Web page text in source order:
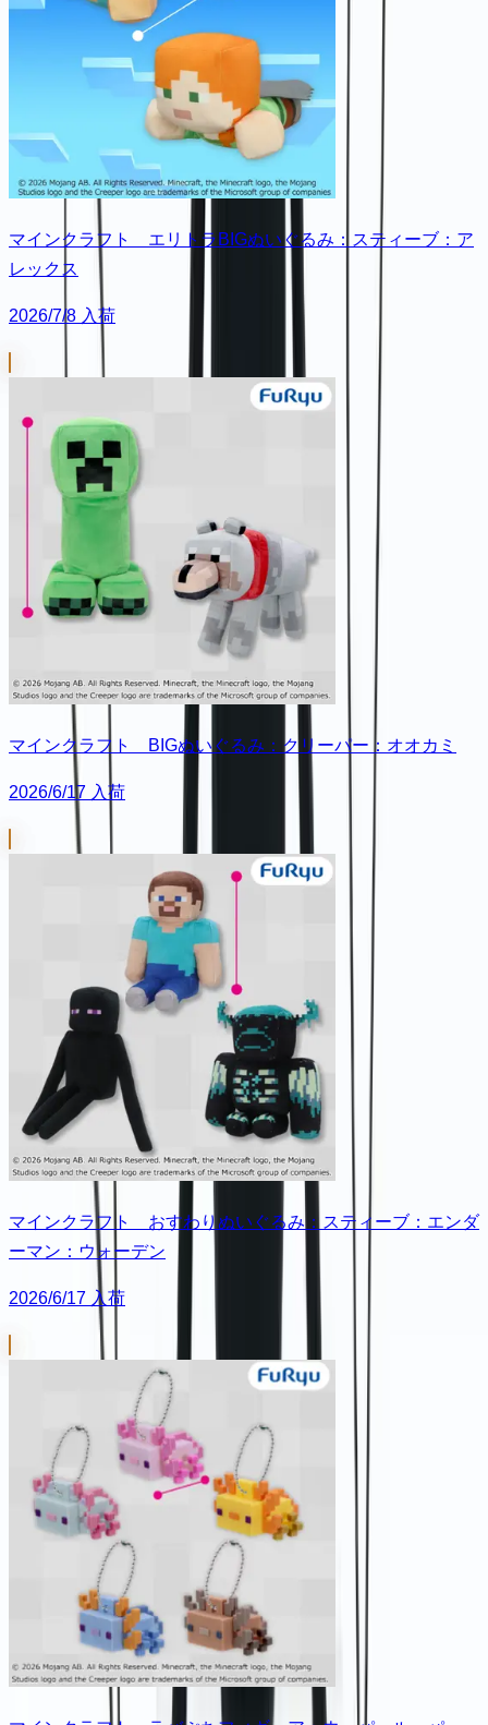
マインクラフト エリトラBIGぬいぐるみ：スティーブ：ア
レックス
2026/7/8 入荷
マインクラフト BIGぬいぐるみ：クリーパー：オオカミ
2026/6/17 入荷
マインクラフト おすわりぬいぐるみ：スティーブ：エンダ
ーマン：ウォーデン
2026/6/17 入荷